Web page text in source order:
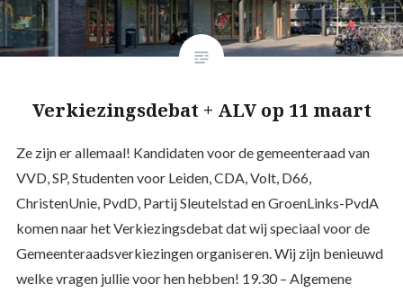
Verkiezingsdebat + ALV op 11 maart
Ze zijn er allemaal! Kandidaten voor de gemeenteraad van
VVD, SP, Studenten voor Leiden, CDA, Volt, D66,
ChristenUnie, PvdD, Partij Sleutelstad en GroenLinks-PvdA
komen naar het Verkiezingsdebat dat wij speciaal voor de
Gemeenteraadsverkiezingen organiseren. Wij zijn benieuwd
welke vragen jullie voor hen hebben! 19.30 – Algemene